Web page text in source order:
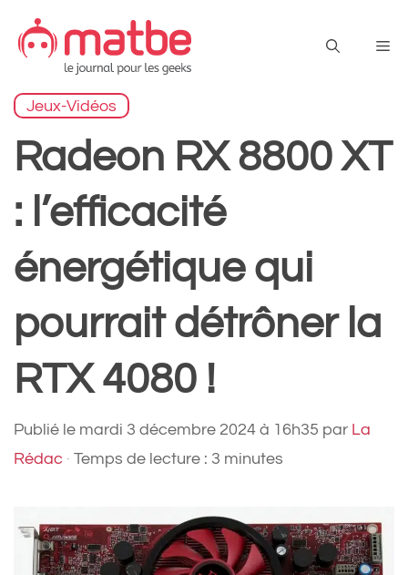
contenu
Jeux-Vidéos
Radeon RX 8800 XT
: l’efficacité
énergétique qui
pourrait détrôner la
RTX 4080 !
Publié le mardi 3 décembre 2024 à 16h35 par La
Rédac · Temps de lecture : 3 minutes